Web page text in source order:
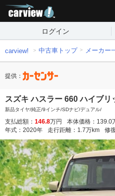
ログイン
carview! 中古車トップ メーカー
提供：
スズキ ハスラー 660 ハイブリ
新品タイヤ/純正/9インチ/SDナビ/デュアル/
支払総額： 146.8万円 本体価格： 139.0
年式： 2020年 走行距離： 1.7万km 修